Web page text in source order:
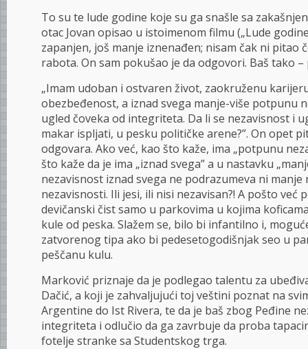
To su te lude godine koje su ga snašle sa
otac Jovan opisao u istoimenom filmu („Lude
zapanjen, još manje iznenađen; nisam čak ni pitao
rabota. On sam pokušao je da odgovori. Baš tako –
„Imam udoban i ostvaren život, zaokruženu
obezbeđenost, a iznad svega manje-više potpunu
ugled čoveka od integriteta. Da li se nezavisnost i
makar ispljati, u pesku političke arene?”. On opet
odgovara. Ako već, kao što kaže, ima „potpunu
što kaže da je ima „iznad svega” a u nastavku
nezavisnost iznad svega ne podrazumeva ni manje
nezavisnosti. Ili jesi, ili nisi nezavisan?! A pošto već
devičanski čist samo u parkovima u kojima
kule od peska. Slažem se, bilo bi infantilno i,
zatvorenog tipa ako bi pedesetogodišnjak seo u
peščanu kulu.
Marković priznaje da je podlegao talentu za
Dačić, a koji je zahvaljujući toj veštini poznat na
Argentine do Ist Rivera, te da je baš zbog Peđine
integriteta i odlučio da ga zavrbuje da proba
fotelje stranke sa Studentskog trga.